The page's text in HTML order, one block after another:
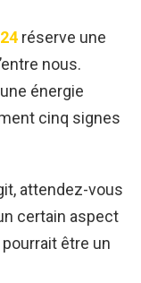
réserve une
nous.
énergie
cinq signes
attendez-vous
certain aspect
être un